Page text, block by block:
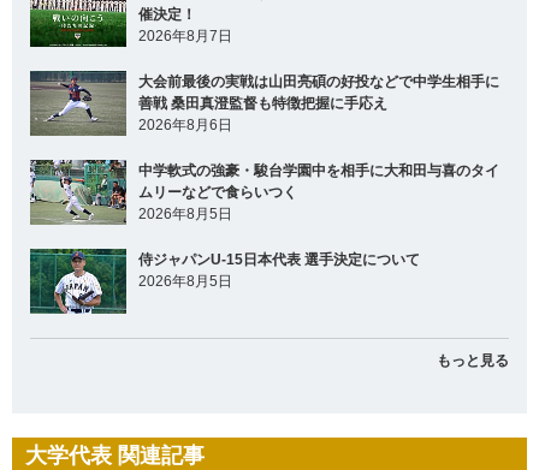
催決定！
2026年8月7日
大会前最後の実戦は山田亮碩の好投などで中学生相手に
善戦 桑田真澄監督も特徴把握に手応え
2026年8月6日
中学軟式の強豪・駿台学園中を相手に大和田与喜のタイ
ムリーなどで食らいつく
2026年8月5日
侍ジャパンU-15日本代表 選手決定について
2026年8月5日
もっと見る
大学代表 関連記事